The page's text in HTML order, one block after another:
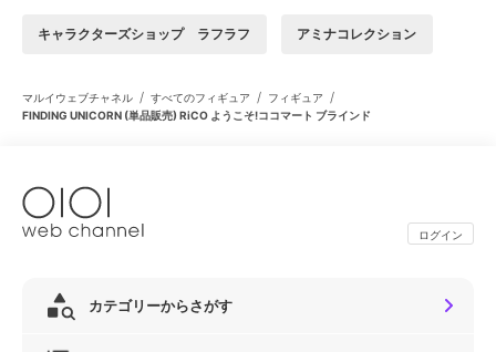
キャラクターズショップ ラフラフ アミナコレクション
マルイウェブチャネル / すべてのフィギュア / フィギュア /
FINDING UNICORN (単品販売) RiCO ようこそ!ココマート ブラインド
ログイン
カテゴリーからさがす